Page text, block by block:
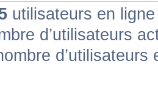
utilisateurs en
d’utilisateurs